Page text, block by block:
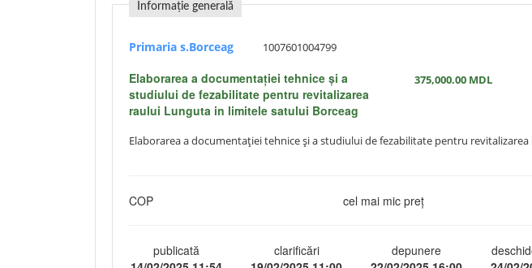
Informație generală
Primaria s.Borceag 1007601004799
Elaborarea a documentației tehnice și a
studiului de fezabilitate pentru revitalizarea
raului Lunguta in limitele satului Borceag
375,000.00 MDL
Elaborarea a documentației tehnice și a studiului de fezabilitate pentru
COP cel mai mic preț
publicată
clarificări
depunere